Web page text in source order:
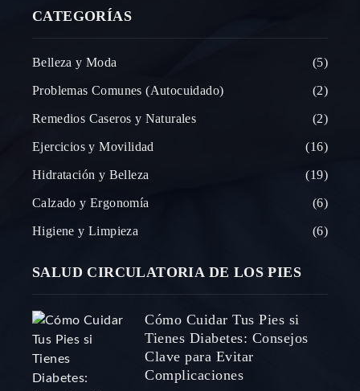
CATEGORÍAS
Belleza y Moda 5
Problemas Comunes (Autocuidado) 2
Remedios Caseros y Naturales 2
Ejercicios y Movilidad 16
Hidratación y Belleza 19
Calzado y Ergonomía 6
Higiene y Limpieza 6
SALUD CIRCULATORIA DE LOS PIES
Cómo Cuidar Tus Pies si
Tienes Diabetes: Consejos
Clave para Evitar
Complicaciones